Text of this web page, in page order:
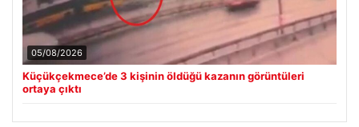
05/08/2026
Küçükçekmece’de 3 kişinin öldüğü kazanın görüntüleri
ortaya çıktı